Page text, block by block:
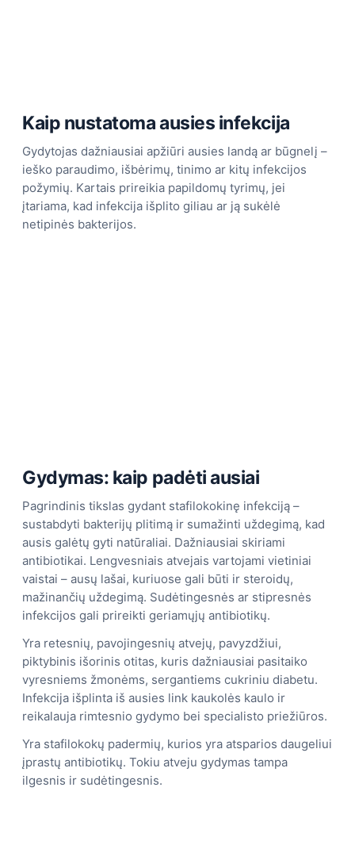
Kaip nustatoma ausies infekcija
Gydytojas dažniausiai apžiūri ausies landą ar būgnelį –
ieško paraudimo, išbėrimų, tinimo ar kitų infekcijos
požymių. Kartais prireikia papildomų tyrimų, jei
įtariama, kad infekcija išplito giliau ar ją sukėlė
netipinės bakterijos.
Gydymas: kaip padėti ausiai
Pagrindinis tikslas gydant stafilokokinę infekciją –
sustabdyti bakterijų plitimą ir sumažinti uždegimą, kad
ausis galėtų gyti natūraliai. Dažniausiai skiriami
antibiotikai. Lengvesniais atvejais vartojami vietiniai
vaistai – ausų lašai, kuriuose gali būti ir steroidų,
mažinančių uždegimą. Sudėtingesnės ar stipresnės
infekcijos gali prireikti geriamųjų antibiotikų.
Yra retesnių, pavojingesnių atvejų, pavyzdžiui,
piktybinis išorinis otitas, kuris dažniausiai pasitaiko
vyresniems žmonėms, sergantiems cukriniu diabetu.
Infekcija išplinta iš ausies link kaukolės kaulo ir
reikalauja rimtesnio gydymo bei specialisto priežiūros.
Yra stafilokokų padermių, kurios yra atsparios daugeliui
įprastų antibiotikų. Tokiu atveju gydymas tampa
ilgesnis ir sudėtingesnis.